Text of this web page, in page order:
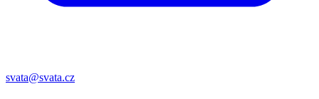
svata@svata.cz